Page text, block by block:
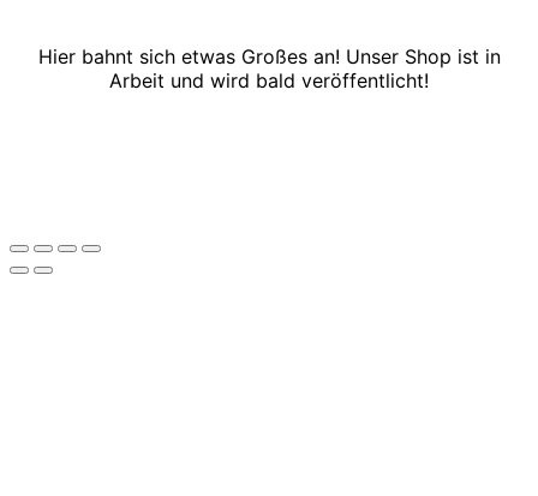
Hier bahnt sich etwas Großes an! Unser Shop ist in
Arbeit und wird bald veröffentlicht!